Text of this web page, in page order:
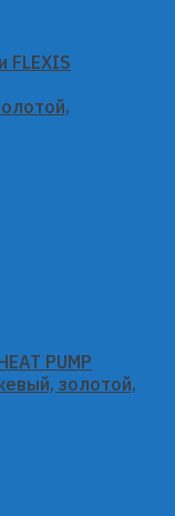
PUMP
золотой,